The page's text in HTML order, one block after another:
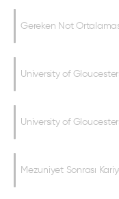
Gereken Not
University of
University of
Mezuniyet Sonrası